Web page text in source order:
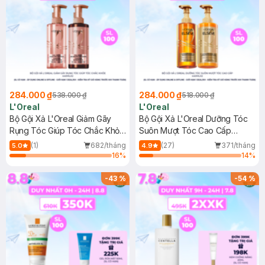
284.000 ₫538.000 ₫
L'Oreal
Bộ Gội Xả L'Oreal Giảm Gãy
Rụng Tóc Giúp Tóc Chắc Khỏe
440mlx2
5.0 (1)
682/tháng
16%
284.000 ₫518.000 ₫
L'Oreal
Bộ Gội Xả L'Oreal Dưỡng Tóc
Suôn Mượt Tóc Cao Cấp
440mlx2
4.9 (27)
371/tháng
14%
-43% -54%